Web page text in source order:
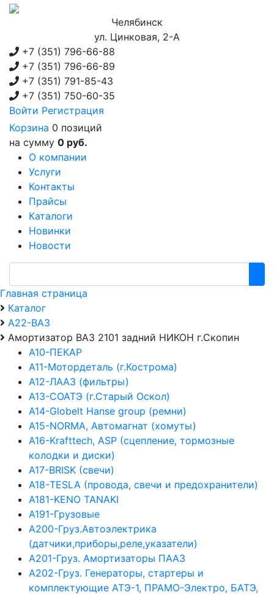
Челябинск
ул. Цинковая, 2-А
+7 (351) 796-66-88
+7 (351) 796-66-89
+7 (351) 791-85-43
+7 (351) 750-60-35
Войти Регистрация
Корзина 0 позиций
на сумму 0 руб.
О компании
Услуги
Контакты
Прайсы
Каталоги
Новинки
Новости
Главная страница
Каталог
А22-ВАЗ
Амортизатор ВАЗ 2101 задний НИКОН г.Скопин
А10-ПЕКАР
А11-Мотордеталь (г.Кострома)
А12-ЛААЗ (фильтры)
А13-СОАТЭ (г.Старый Оскол)
А14-Globelt Hanse group (ремни)
А15-NORMA, Автомагнат (хомуты)
А16-Krafttech, ASP (сцепление, тормозные
колодки и диски)
А17-BRISK (свечи)
А18-TESLA (провода, свечи и предохранители)
А181-KENO TANAKI
А191-Грузовые
А200-Груз.Автоэлектрика
(датчики,приборы,реле,указатели)
А201-Груз. Амортизаторы ПААЗ
А202-Груз. Генераторы, стартеры и
комплектующие АТЭ-1, ПРАМО-Электро, БАТЭ,